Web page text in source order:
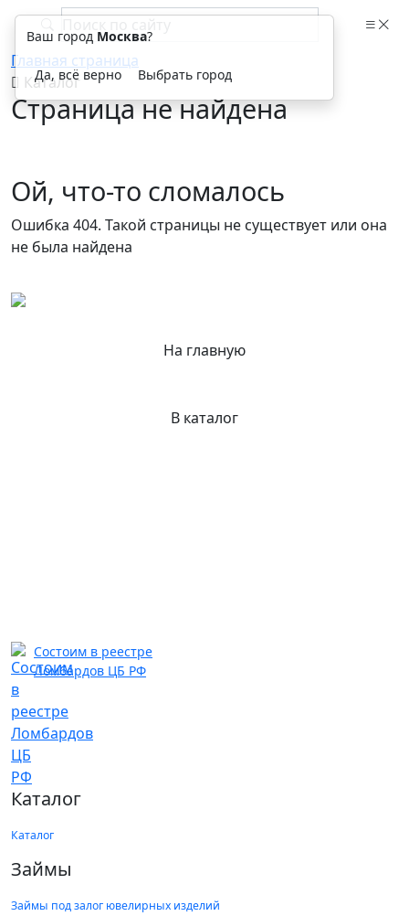
Главная страница
Каталог
Страница не найдена
Ой, что-то сломалось
Ошибка 404. Такой страницы не существует или она
не была найдена
На главную
В каталог
Состоим в реестре
Ломбардов ЦБ РФ
Каталог
Каталог
Займы
Займы под залог ювелирных изделий
Ваш город Москва?
Да, всё верно Выбрать город